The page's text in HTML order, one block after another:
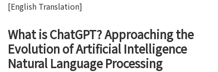
[English Translation]
What is ChatGPT? Approaching the
Evolution of Artificial Intelligence
Natural Language Processing